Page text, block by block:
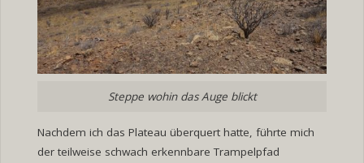
Steppe wohin das Auge blickt
Nachdem ich das Plateau überquert hatte, führte mich
der teilweise schwach erkennbare Trampelpfad